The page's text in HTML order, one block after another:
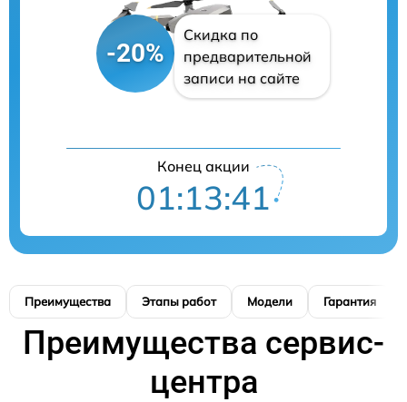
-20%
Скидка по
предварительной
записи на сайте
Конец акции
01:13:40
Преимущества Этапы работ Модели Гарантия
Преимущества сервис-
центра